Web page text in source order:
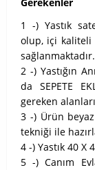
1 -) Yastık
olup, içi kaliteli
sağlanmaktadır.
2 -) Yastığın
da SEPETE
gereken
3 -) Ürün
tekniği ile
4 -) Yastık 40
5 -) Canım